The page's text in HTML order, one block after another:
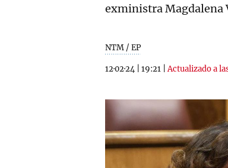
exministra Magdalena
NTM / EP
12·02·24 19:21 |Actualizado a